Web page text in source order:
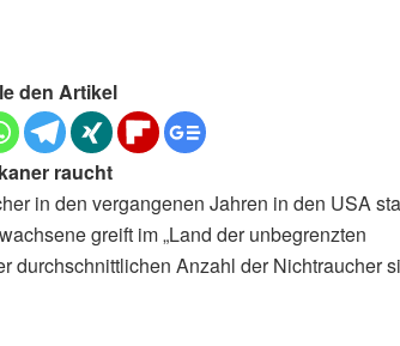
den Artikel
raucht
in den vergangenen Jahren in den USA
greift im „Land der unbegrenzten
durchschnittlichen Anzahl der Nichtraucher